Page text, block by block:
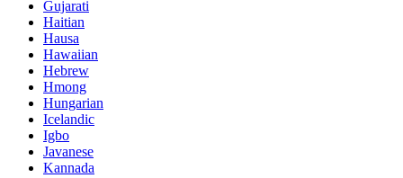
Gujarati
Haitian
Hausa
Hawaiian
Hebrew
Hmong
Hungarian
Icelandic
Igbo
Javanese
Kannada